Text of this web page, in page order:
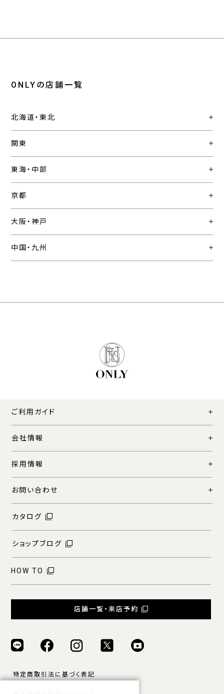
ONLYの店舗一覧
北海道・東北
関東
東海・中部
京都
大阪・神戸
中国・九州
ご利用ガイド
会社情報
採用情報
お問い合わせ
カタログ
ショップブログ
HOW TO
店舗一覧・来店予約
特定商取引法に基づく表記